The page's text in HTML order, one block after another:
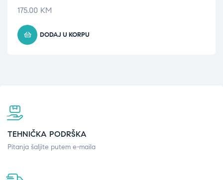
175.00 KM
DODAJ U KORPU
TEHNIČKA PODRŠKA
Pitanja šaljite putem e-maila